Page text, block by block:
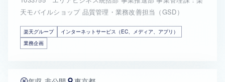
天モバイルショップ 品質管理・業務改善担当（GSD）
楽天グループ
インターネットサービス（EC、メディア、アプリ）
業務企画